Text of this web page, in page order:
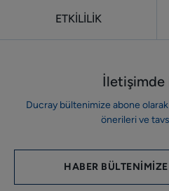
ETKİLİLİK
İletişimde
Ducray bültenimize abone olarak
önerileri ve
HABER